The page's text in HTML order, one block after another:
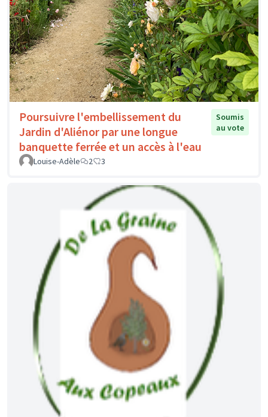
Poursuivre l'embellissement du
Jardin d'Aliénor par une longue
banquette ferrée et un accès à l'eau
Soumis
au vote
Louise-Adèle 2 3